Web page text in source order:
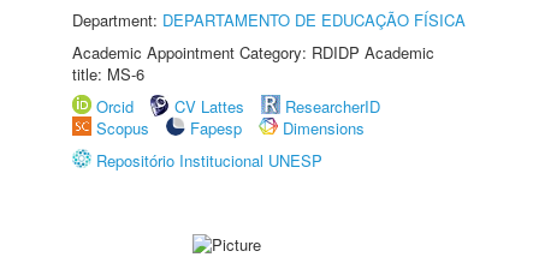
Department: DEPARTAMENTO DE EDUCAÇÃO FÍSICA
Academic Appointment Category: RDIDP Academic
title: MS-6
Orcid
CV Lattes
ResearcherID
Scopus
Fapesp
Dimensions
Repositório Institucional UNESP